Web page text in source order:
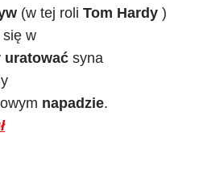
(w tej roli Tom Hardy )
się w
uratować syna
napadzie.